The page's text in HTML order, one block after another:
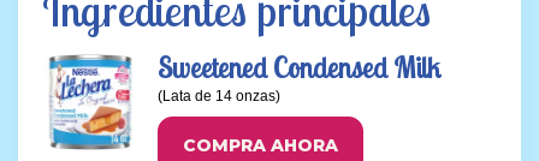
Sweetened Condensed Milk
(Lata de 14 onzas)
COMPRA AHORA